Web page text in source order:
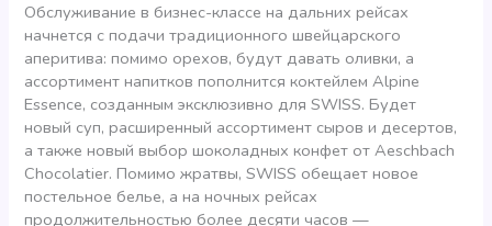
Обслуживание в бизнес-классе на дальних рейсах
начнется с подачи традиционного швейцарского
аперитива: помимо орехов, будут давать оливки, а
ассортимент напитков пополнится коктейлем Alpine
Essence, созданным эксклюзивно для SWISS. Будет
новый суп, расширенный ассортимент сыров и десертов,
а также новый выбор шоколадных конфет от Aeschbach
Chocolatier. Помимо жратвы, SWISS обещает новое
постельное белье, а на ночных рейсах
продолжительностью более десяти часов —